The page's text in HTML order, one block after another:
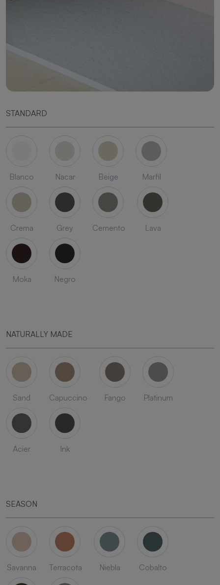
STANDARD
Blanco Nacar Beige Marfil
Crema Grey Cemento Lava
Moka Negro
NATURALLY MADE
Sand Capuccino Fango Platinum
Acier Ink
SEASON
Savanna Terracota Niebla Cobalto